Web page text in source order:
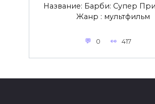
Название: Барби: Супер
Жанр : мультфильм
0 417